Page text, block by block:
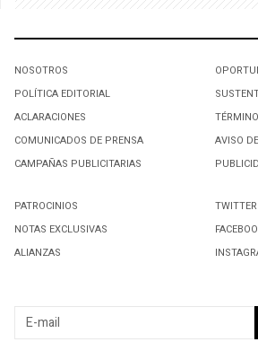
NOSOTROS
POLÍTICA EDITORIAL
ACLARACIONES
COMUNICADOS DE PRENSA
CAMPAÑAS PUBLICITARIAS
AVISO
PATROCINIOS
NOTAS EXCLUSIVAS
ALIANZAS
TWITTER